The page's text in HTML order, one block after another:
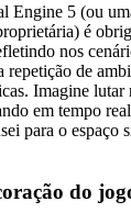
Engine 5 (ou
é
nos
repetição de
Imagine
em tempo
para o espaço
do